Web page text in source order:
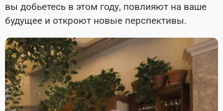
вы добьетесь в этом году, повлияют на ваше
будущее и откроют новые перспективы.